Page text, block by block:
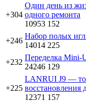
+304
Один день из
одного ремонта
10953 152
+246
Набор полых
14014 225
+232
Переделка Mini-
24246 129
+225
LANRUI J9 —
восстановления
12371 157